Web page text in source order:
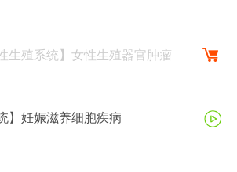
生殖系统】女性生殖器官肿瘤
】妊娠滋养细胞疾病